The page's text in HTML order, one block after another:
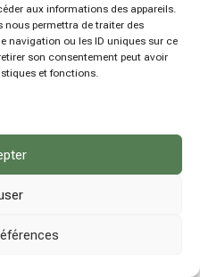
aux informations des appareils.
permettra de traiter des
navigation ou les ID uniques sur ce
son consentement peut avoir
et fonctions.